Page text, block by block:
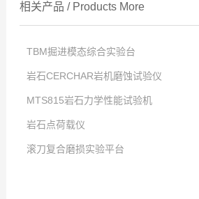
相关产品 / Products More
TBM掘进模态综合实验台
点击次数:
2025 -12 -23
岩石CERCHAR岩机磨蚀试验仪
点击次数:
2025 -12 -23
MTS815岩石力学性能试验机
点击次数:
2019 -07 -24
岩石点荷载仪
点击次数:
滚刀复合磨损实验平台